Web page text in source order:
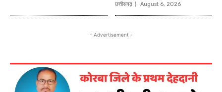
छत्तीसगढ़ August 6, 2026
- Advertisement -